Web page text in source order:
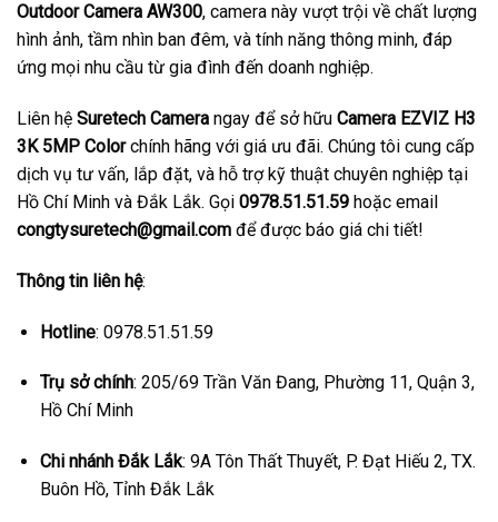
Outdoor Camera AW300, camera này vượt trội về chất lượng
hình ảnh, tầm nhìn ban đêm, và tính năng thông minh, đáp
ứng mọi nhu cầu từ gia đình đến doanh nghiệp.
Liên hệ Suretech Camera ngay để sở hữu Camera EZVIZ H3
3K 5MP Colorchính hãng với giá ưu đãi. Chúng tôi cung cấp
dịch vụ tư vấn, lắp đặt, và hỗ trợ kỹ thuật chuyên nghiệp tại
Hồ Chí Minh và Đắk Lắk. Gọi 0978.51.51.59 hoặc email
congtysuretech@gmail.com để được báo giá chi tiết!
Thông tin liên hệ:
Hotline: 0978.51.51.59
Trụ sở chính: 205/69 Trần Văn Đang, Phường 11, Quận 3,
Hồ Chí Minh
Chi nhánh Đắk Lắk: 9A Tôn Thất Thuyết, P. Đạt Hiếu 2, TX.
Buôn Hồ, Tỉnh Đắk Lắk